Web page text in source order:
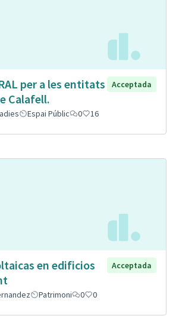
per a les entitats
Calafell.
Acceptada
Espai Públic 0 16
en edificios
Acceptada
Patrimoni 0 0